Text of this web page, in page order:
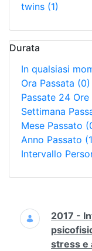
twins (1)
Durata
In qualsiasi
Ora Passata (0)
Passate 24 Ore
Settimana
Mese Passato
Anno Passato
Intervallo
Ricerca
2017 -
stress e